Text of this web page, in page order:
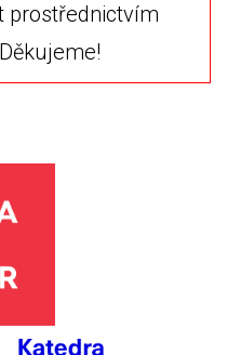
prostřednictvím